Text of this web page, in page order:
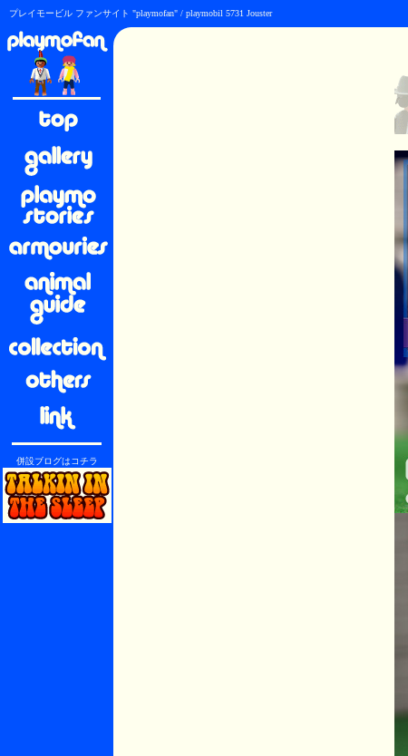
プレイモービル ファンサイト "playmofan" / playmobil 5731 Jouster
併設ブログはコチラ